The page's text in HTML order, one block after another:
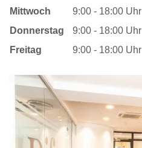
Mittwoch
9:00 - 18:00 Uhr
Donnerstag
9:00 - 18:00 Uhr
Freitag
9:00 - 18:00 Uhr